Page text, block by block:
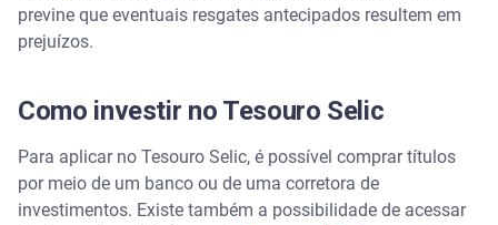
previne que eventuais resgates antecipados resultem em
prejuízos.
Como investir no Tesouro Selic
Para aplicar no Tesouro Selic, é possível comprar títulos
por meio de um banco ou de uma corretora de
investimentos. Existe também a possibilidade de acessar